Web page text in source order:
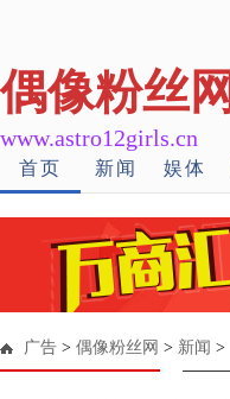
偶像粉丝网
www.astro12girls.cn
首页 新闻 娱体
广告 > 偶像粉丝网 > 新闻 >